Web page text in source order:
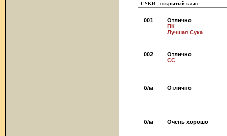
СУКИ - открытый класс
001
Отлично
ПК
Лучшая Сука
002
Отлично
СС
б/м Отлично
б/м Очень хорошо